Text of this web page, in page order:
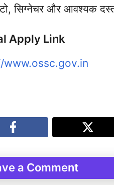
सिग्नेचर और आवश्यक
Apply Link
a Comment